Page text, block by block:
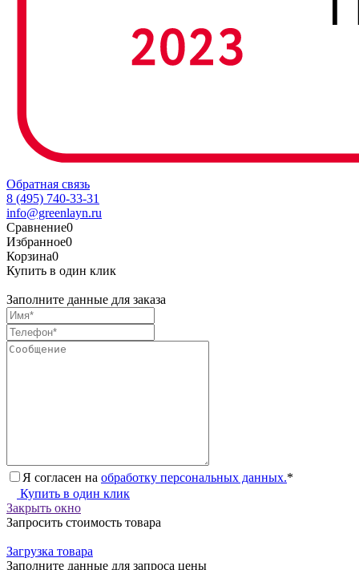
Обратная связь
8 (495) 740-33-31
info@greenlayn.ru
Сравнение0
Избранное0
Корзина0
Купить в один клик
Заполните данные для заказа
Я согласен на обработку персональных данных.*
Купить в один клик
Закрыть окно
Запросить стоимость товара
Загрузка товара
Заполните данные для запроса цены